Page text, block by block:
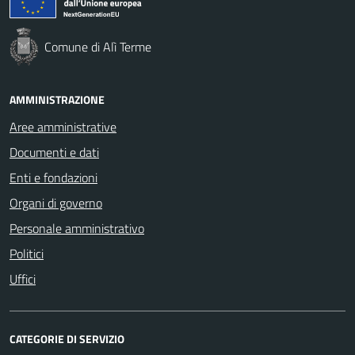
Comune di Alì Terme
AMMINISTRAZIONE
Aree amministrative
Documenti e dati
Enti e fondazioni
Organi di governo
Personale amministrativo
Politici
Uffici
CATEGORIE DI SERVIZIO